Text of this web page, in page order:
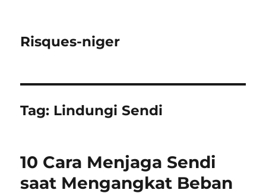
Risques-niger
Tag: Lindungi Sendi
10 Cara Menjaga Sendi
saat Mengangkat Beban